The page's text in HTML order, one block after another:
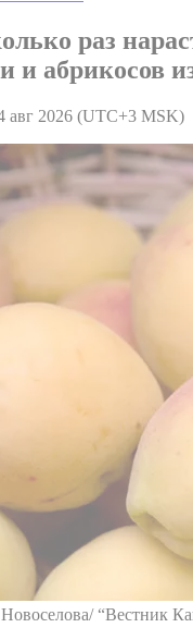
раз
и абрикосов
авг 2026 (UTC+3 MSK)
“Вестник